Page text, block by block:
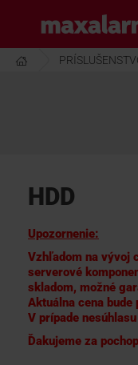
hlavnému
obsahu
www.maxalarm.sk
SPOLOČNOSŤ
ŠKOLENIE
PODPORA
HDD
Upozornenie:
Vzhľadom na vývoj
serverové
skladom, možné
Aktuálna cena bude
V prípade
Ďakujeme za